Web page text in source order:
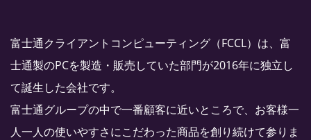
富士通クライアントコンピューティング（FCCL）は、富
士通製のPCを製造・販売していた部門が2016年に独立し
て誕生した会社です。
富士通グループの中で一番顧客に近いところで、お客様一
人一人の使いやすさにこだわった商品を創り続けて参りま